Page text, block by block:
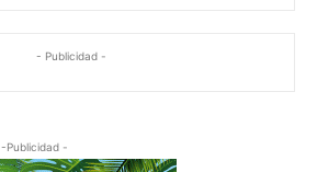
- Publicidad -
-Publicidad -